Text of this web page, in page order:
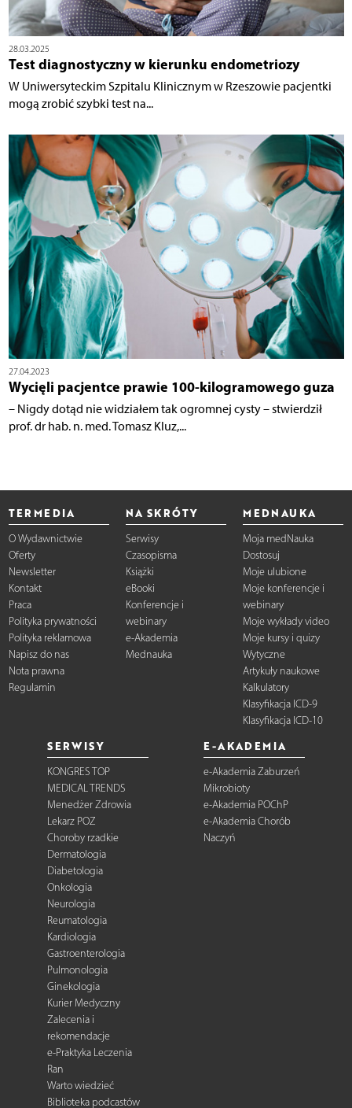
28.03.2025
Test diagnostyczny w kierunku endometriozy
W Uniwersyteckim Szpitalu Klinicznym w Rzeszowie pacjentki
mogą zrobić szybki test na...
27.04.2023
Wycięli pacjentce prawie 100-kilogramowego guza
– Nigdy dotąd nie widziałem tak ogromnej cysty – stwierdził
prof. dr hab. n. med. Tomasz Kluz,...
TERMEDIA
O Wydawnictwie
Oferty
Newsletter
Kontakt
Praca
Polityka prywatności
Polityka reklamowa
Napisz do nas
Nota prawna
Regulamin
NA SKRÓTY
Serwisy
Czasopisma
Książki
eBooki
Konferencje i
webinary
e-Akademia
Mednauka
MEDNAUKA
Moja medNauka
Dostosuj
Moje ulubione
Moje konferencje i
webinary
Moje wykłady video
Moje kursy i quizy
Wytyczne
Artykuły naukowe
Kalkulatory
Klasyfikacja ICD-9
Klasyfikacja ICD-10
SERWISY
KONGRES TOP
MEDICAL TRENDS
Menedżer Zdrowia
Lekarz POZ
Choroby rzadkie
Dermatologia
Diabetologia
Onkologia
Neurologia
Reumatologia
Kardiologia
Gastroenterologia
Pulmonologia
Ginekologia
Kurier Medyczny
Zalecenia i
rekomendacje
e-Praktyka Leczenia
Ran
Warto wiedzieć
Biblioteka podcastów
E-AKADEMIA
e-Akademia Zaburzeń
Mikrobioty
e-Akademia POChP
e-Akademia Chorób
Naczyń